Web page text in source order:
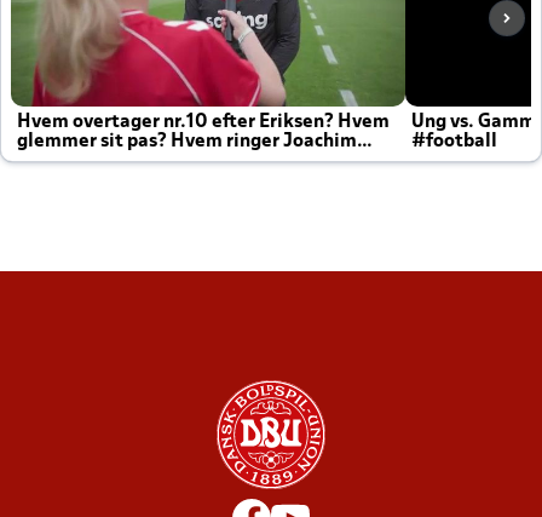
Hvem overtager nr.10 efter Eriksen? Hvem
glemmer sit pas? Hvem ringer Joachim
altid til efter kampe?
Ung vs.
#football